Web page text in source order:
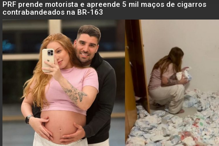
PRF prende motorista e apreende 5 mil maços de cigarros
contrabandeados na BR-163